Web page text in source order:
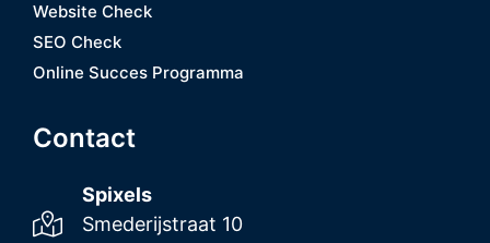
Website Check
SEO Check
Online Succes Programma
Contact
Spixels
Smederijstraat 10